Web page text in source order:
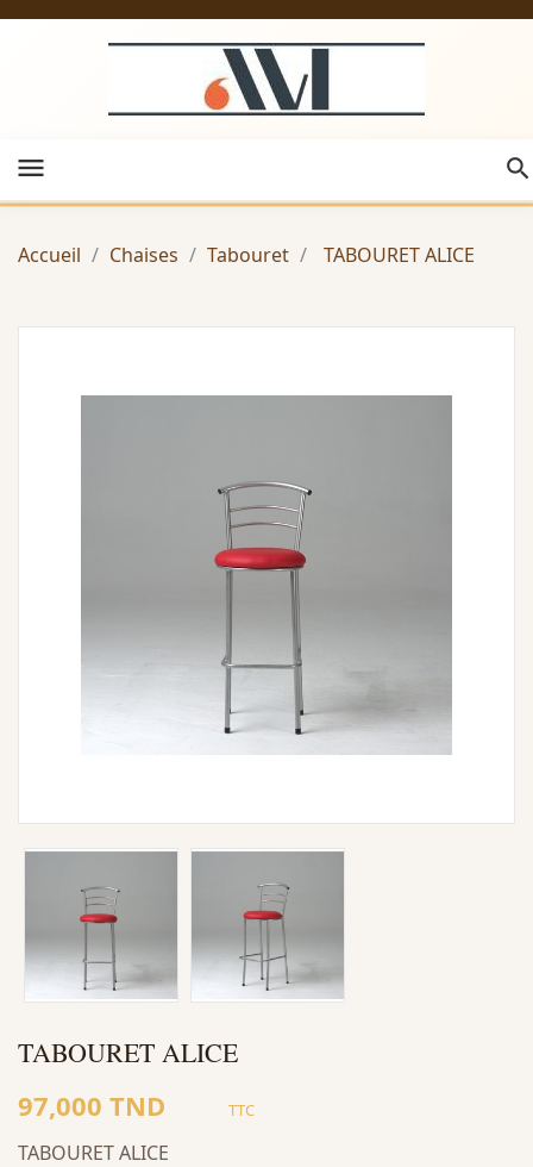
menu
Accueil Chaises Tabouret TABOURET ALICE
TABOURET ALICE
97,000 TND TTC
TABOURET ALICE